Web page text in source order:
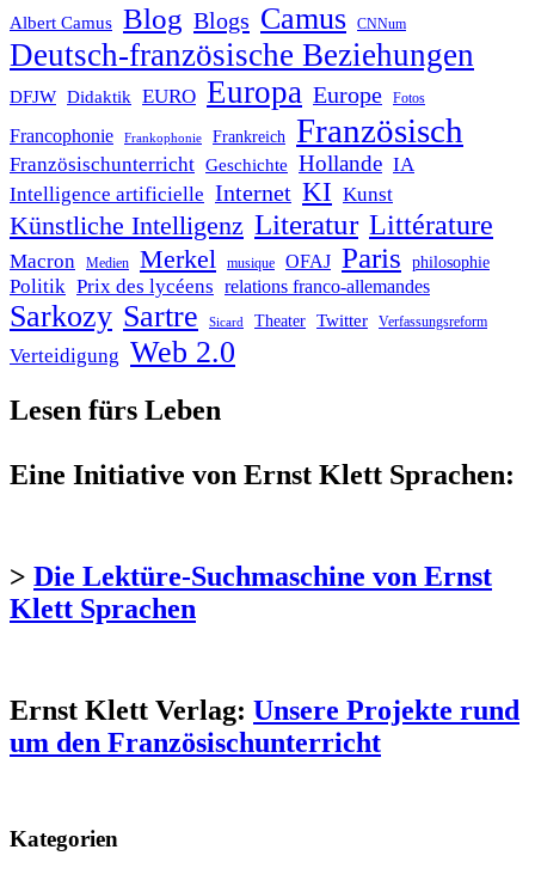
Albert Camus Blog Blogs Camus CNNum
Deutsch-französische Beziehungen
DFJW Didaktik EURO Europa Europe Fotos
Francophonie Frankophonie Frankreich Französisch
Französischunterricht Geschichte Hollande IA
Intelligence artificielle Internet KI Kunst
Künstliche Intelligenz Literatur Littérature
Macron Medien Merkel musique OFAJ Paris philosophie
Politik Prix des lycéens relations franco-allemandes
Sarkozy Sartre Sicard Theater Twitter Verfassungsreform
Verteidigung Web 2.0
Lesen fürs Leben
Eine Initiative von Ernst Klett Sprachen:
> Die Lektüre-Suchmaschine von Ernst
Klett Sprachen
Ernst Klett Verlag: Unsere Projekte rund
um den Französischunterricht
Kategorien